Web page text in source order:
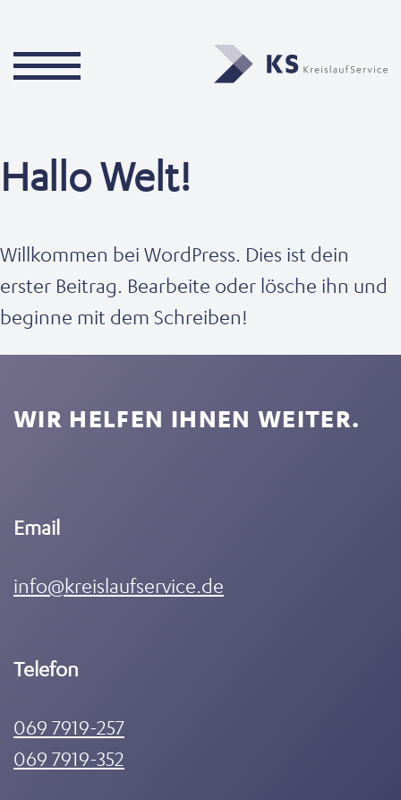
Hallo Welt!
Willkommen bei WordPress. Dies ist dein
erster Beitrag. Bearbeite oder lösche ihn und
beginne mit dem Schreiben!
WIR HELFEN IHNEN WEITER.
Email
info@kreislaufservice.de
Telefon
069 7919-257
069 7919-352